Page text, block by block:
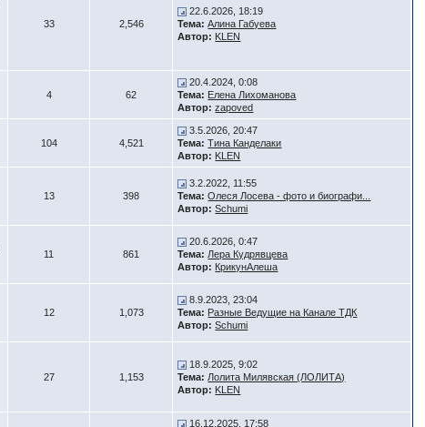
33 2,546
22.6.2026, 18:19
Тема: Алина Габуева
Автор: KLEN
4 62
20.4.2024, 0:08
Тема: Елена Лихоманова
Автор: zapoved
104 4,521
3.5.2026, 20:47
Тема: Тина Канделаки
Автор: KLEN
13 398
3.2.2022, 11:55
Тема: Олеся Лосева - фото и биографи...
Автор: Schumi
11 861
20.6.2026, 0:47
Тема: Лера Кудрявцева
Автор: КрикунАлеша
12 1,073
8.9.2023, 23:04
Тема: Разные Ведущие на Канале ТДК
Автор: Schumi
27 1,153
18.9.2025, 9:02
Тема: Лолита Милявская (ЛОЛИТА)
Автор: KLEN
16.12.2025, 17:58